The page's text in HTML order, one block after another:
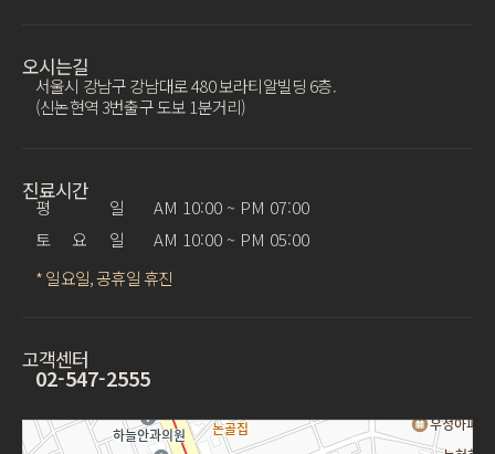
오시는길
서울시 강남구 강남대로 480 보라티알빌딩 6층.
(신논현역 3번출구 도보 1분거리)
진료시간
평 일
AM 10:00 ~ PM 07:00
토 요 일
AM 10:00 ~ PM 05:00
* 일요일, 공휴일 휴진
고객센터
02-547-2555